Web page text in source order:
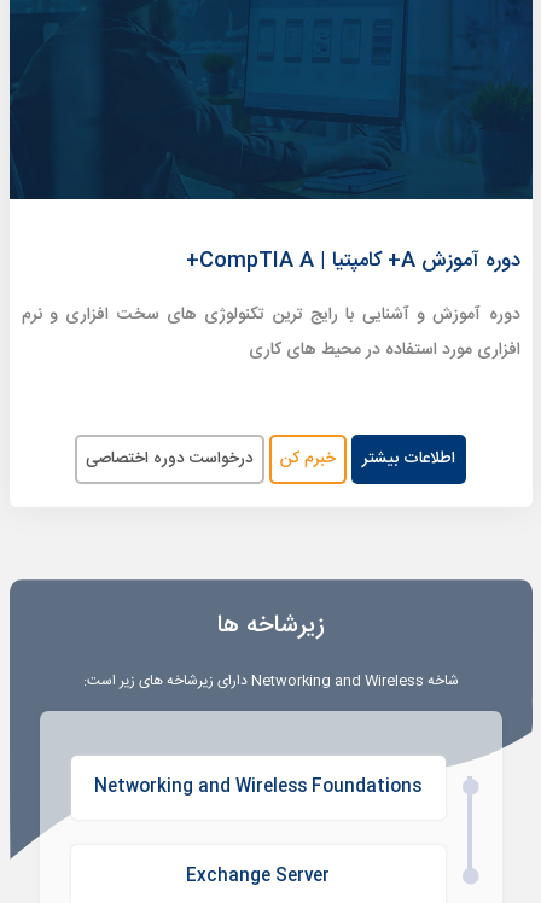
دوره آموزش A+ کامپتیا | CompTIA A+
دوره آموزش و آشنایی با رایج ترین تکنولوژی های سخت افزاری و نرم
افزاری مورد استفاده در محیط های کاری
اطلاعات بیشتر خبرم کن درخواست دوره اختصاصی
زیرشاخه ها
شاخه Networking and Wireless دارای زیرشاخه های زیر است:
Networking and Wireless Foundations
Exchange Server